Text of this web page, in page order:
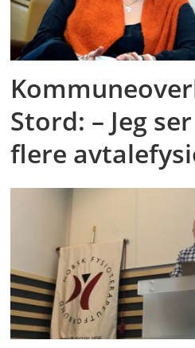
Stord: – Jeg
flere